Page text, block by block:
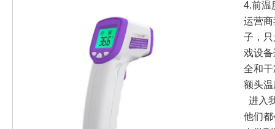
4.前
运营
子，
戏设
全和
额头
进入
他们